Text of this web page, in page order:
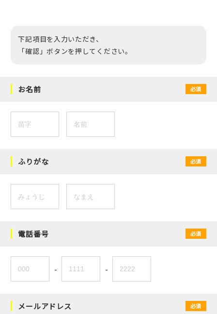
下記項目を入力いただき、
「確認」ボタンを押してください。
お名前 必須
ふりがな 必須
電話番号 必須
- -
メールアドレス 必須